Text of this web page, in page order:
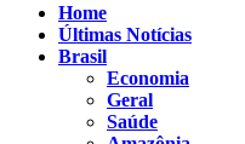
Home
Últimas Notícias
Brasil
Economia
Geral
Saúde